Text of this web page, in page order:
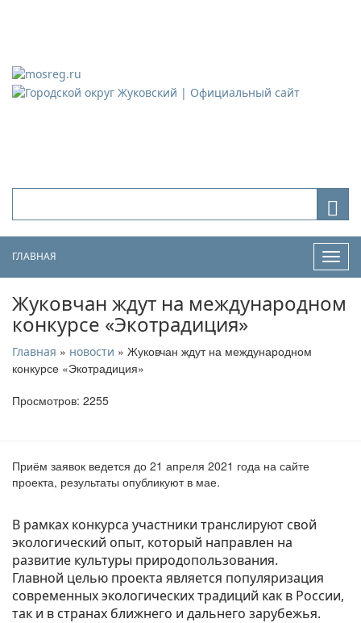
ГЛАВНАЯ
Жуковчан ждут на международном
конкурсе «Экотрадиция»
Главная » новости » Жуковчан ждут на международном
конкурсе «Экотрадиция»
Просмотров: 2255
Приём заявок ведется до 21 апреля 2021 года на сайте
проекта, результаты опубликуют в мае.
В рамках конкурса участники транслируют свой
экологический опыт, который направлен на
развитие культуры природопользования.
Главной целью проекта является популяризация
современных экологических традиций как в России,
так и в странах ближнего и дальнего зарубежья.